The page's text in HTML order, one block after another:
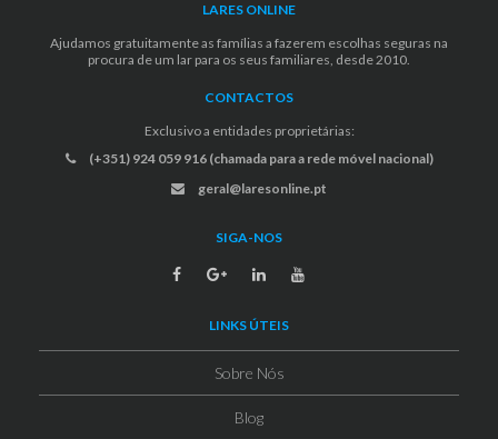
LARES ONLINE
Ajudamos gratuitamente as famílias a fazerem escolhas seguras na
procura de um lar para os seus familiares, desde 2010.
CONTACTOS
Exclusivo a entidades proprietárias:
(+351) 924 059 916 (chamada para a rede móvel nacional)
geral@laresonline.pt
SIGA-NOS
LINKS ÚTEIS
Sobre Nós
Blog